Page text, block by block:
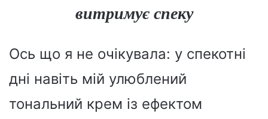
витримує спеку
Ось що я не очікувала: у спекотні
дні навіть мій улюблений
тональний крем із ефектом